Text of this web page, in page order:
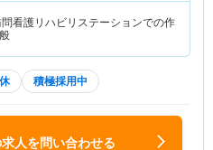
問看護リハビリステーションでの作
積極採用中
人を問い合わせる